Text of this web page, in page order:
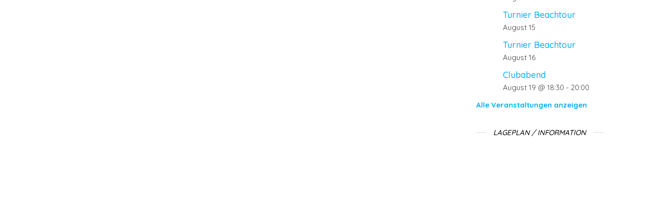
Turnier Beachtour
August 15
Turnier Beachtour
August 16
Clubabend
August 19 @ 18:30 - 20:00
Alle Veranstaltungen anzeigen
LAGEPLAN / INFORMATION